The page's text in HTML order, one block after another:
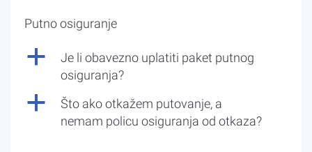
Putno osiguranje
a
Je li obavezno uplatiti paket putnog
osiguranja?
a
Što ako otkažem putovanje, a
nemam policu osiguranja od otkaza?